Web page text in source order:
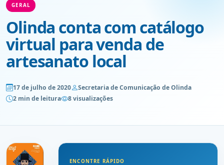
GERAL
Olinda conta com catálogo
virtual para venda de
artesanato local
17 de julho de 2020
Secretaria de Comunicação de Olinda
2 min de leitura
8 visualizações
ENCONTRE RÁPIDO